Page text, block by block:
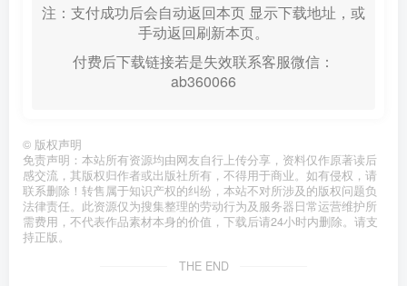
注：支付成功后会自动返回本页 显示下载地址，或
手动返回刷新本页。
付费后下载链接若是失效联系客服微信：
ab360066
© 版权声明
免责声明：本站所有资源均由网友自行上传分享，资料仅作原著读后
感交流，其版权归作者或出版社所有，不得用于商业。如有侵权，请
联系删除！转售属于知识产权的纠纷，本站不对所涉及的版权问题负
法律责任。此资源仅为搜集整理的劳动行为及服务器日常运营维护所
需费用，不代表作品素材本身的价值，下载后请24小时内删除。请支
持正版。
THE END